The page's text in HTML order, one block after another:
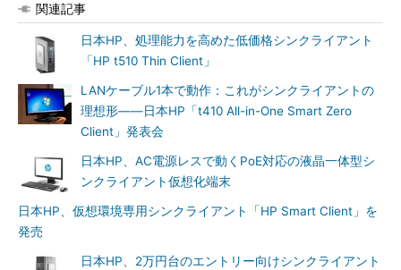
関連記事
日本HP、処理能力を高めた低価格シンクライアント
「HP t510 Thin Client」
LANケーブル1本で動作：これがシンクライアントの
理想形――日本HP「t410 All-in-One Smart Zero
Client」発表会
日本HP、AC電源レスで動くPoE対応の液晶一体型シ
ンクライアント仮想化端末
日本HP、仮想環境専用シンクライアント「HP Smart Client」を
発売
日本HP、2万円台のエントリー向けシンクライアント